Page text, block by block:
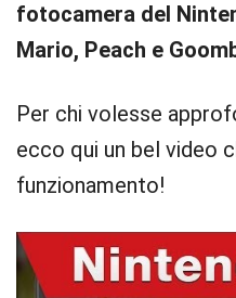
fotocamera del
Mario, Peach e
Per chi volesse
ecco qui un bel video
funzionamento!